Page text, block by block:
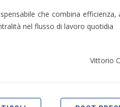
che combina efficienza,
nel flusso di lavoro quotidia
Vittorio